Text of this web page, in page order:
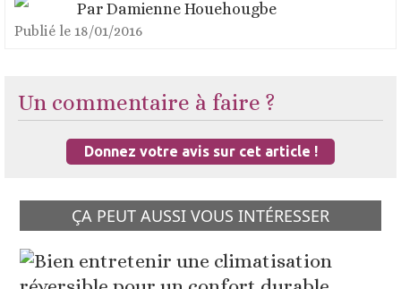
Par Damienne Houehougbe
Publié le 18/01/2016
Un commentaire à faire ?
Donnez votre avis sur cet article !
ÇA PEUT AUSSI VOUS INTÉRESSER